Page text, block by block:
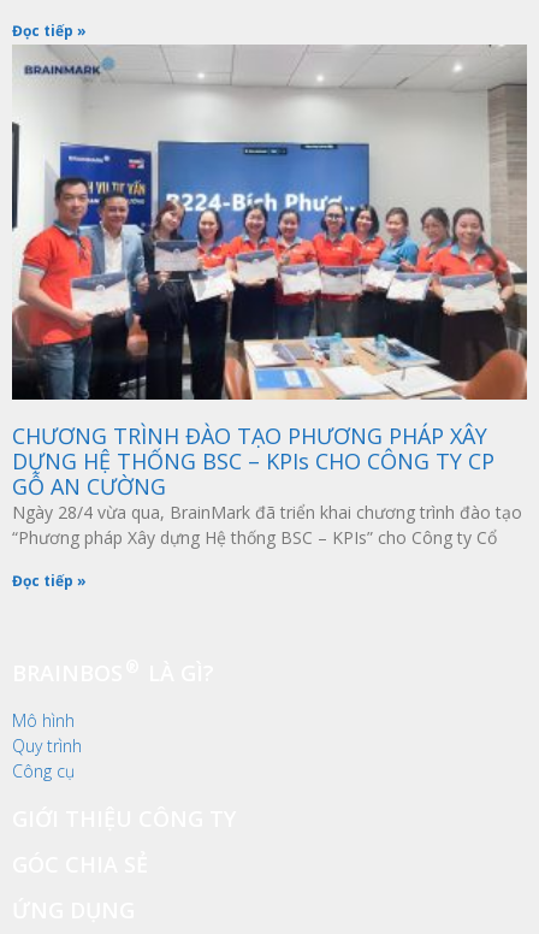
Đọc tiếp »
CHƯƠNG TRÌNH ĐÀO TẠO PHƯƠNG PHÁP XÂY
DỰNG HỆ THỐNG BSC – KPIs CHO CÔNG TY CP
GỖ AN CƯỜNG
Ngày 28/4 vừa qua, BrainMark đã triển khai chương trình đào tạo
“Phương pháp Xây dựng Hệ thống BSC – KPIs” cho Công ty Cổ
Đọc tiếp »
Mô hình
Quy trình
Công cụ